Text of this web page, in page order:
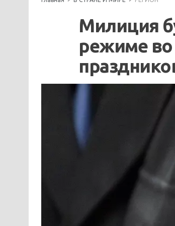
Милиция
режиме